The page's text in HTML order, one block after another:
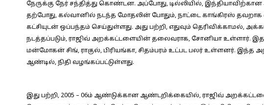
நேருக்கு நேர் சந்தித்து கொண்டன. அப்போது, டில்லியில், இந்தியாவிற்கான
தற்போது, கல்வானில் நடந்த மோதலின் போதும், நாட்டை காங்கிரஸ் தவறாக
கட்சியுடன் ஒப்பந்தம் செய்துள்ளது. அது பற்றி, எதுவும் தெரிவிக்காமல்,
நடத்தப்படும், ராஜிவ் அறக்கட்டளையின் தலைவராக, சோனியா உள்ளார்.
மன்மோகன் சிங், ராகுல், பிரியங்கா, சிதம்பரம் உட்பட பலர் உள்ளனர். இந்த
ஆண்டில், நிதி வழங்கப்பட்டுள்ளது.
இது பற்றி, 2005 – 06ம் ஆண்டுக்கான ஆண்டறிக்கையில், ராஜிவ் அறக்கட்டளை